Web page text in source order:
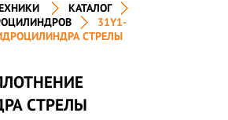
КАТАЛОГ
31Y1-
СТРЕЛЫ
СТРЕЛЫ